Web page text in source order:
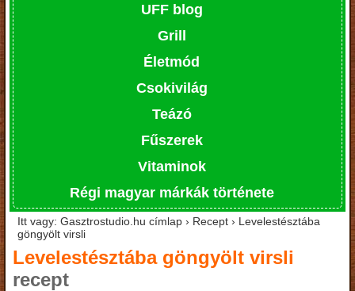
UFF blog
Grill
Életmód
Csokivilág
Teázó
Fűszerek
Vitaminok
Régi magyar márkák története
Itt vagy: Gasztrostudio.hu címlap › Recept › Levelestésztába
göngyölt virsli
Levelestésztába göngyölt virsli
recept